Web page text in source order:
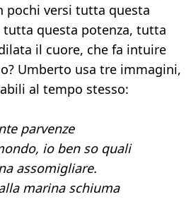
pochi versi tutta questa
tutta questa potenza, tutta
il cuore, che fa intuire
Umberto usa tre immagini,
al tempo stesso:
parvenze
io ben so quali
assomigliare.
marina schiuma